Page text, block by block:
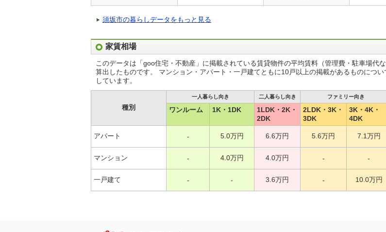
須坂市の暮らしデータをもっと見る
家賃相場
このデータは「goo住宅・不動産」に掲載されている賃貸物件の平均賃料（管理費・駐車場代
算出したものです。 マンション・アパート・一戸建てともに10戸以上の掲載があるものについ
しています。
種別
一人暮らし向き 二人暮らし向き ファミリー向き
ワンルーム 1K・1DK
1LDK・2K・
2DK
2LDK・3K・
3DK
3K・4K・
4DK
アパート - 5.0万円 6.6万円 5.6万円 7.1万円
マンション - 4.0万円 4.0万円 - -
一戸建て - - 3.6万円 - 10.0万円